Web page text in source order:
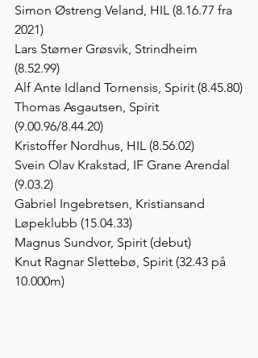
Simon Østreng Veland, HIL (8.16.77 fra
2021)
Lars Stømer Grøsvik, Strindheim
(8.52.99)
Alf Ante Idland Tornensis, Spirit (8.45.80)
Thomas Asgautsen, Spirit
(9.00.96/8.44.20)
Kristoffer Nordhus, HIL (8.56.02)
Svein Olav Krakstad, IF Grane Arendal
(9.03.2)
Gabriel Ingebretsen, Kristiansand
Løpeklubb (15.04.33)
Magnus Sundvor, Spirit (debut)
Knut Ragnar Slettebø, Spirit (32.43 på
10.000m)